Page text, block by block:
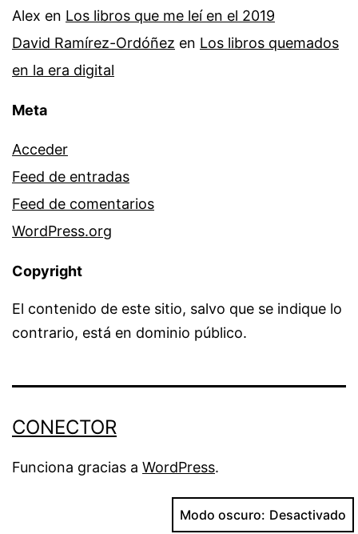
Alex en Los libros que me leí en el 2019
David Ramírez-Ordóñez en Los libros quemados
en la era digital
Meta
Acceder
Feed de entradas
Feed de comentarios
WordPress.org
Copyright
El contenido de este sitio, salvo que se indique lo
contrario, está en dominio público.
CONECTOR
Funciona gracias a WordPress.
Modo oscuro: